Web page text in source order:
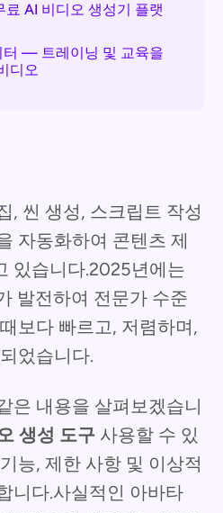
AI 비디오 생성기 플랫
터 — 트레이닝 및 교육을
디오
, 씬 생성, 스크립트 작성
자동화하여 콘텐츠 제
있습니다.2025년에는
발전하여 전문가 수준
보다 빠르고, 저렴하며,
었습니다.
은 내용을 살펴보겠습니
생성 도구 사용할 수 있
능, 제한 사항 및 이상적
니다.사실적인 아바타